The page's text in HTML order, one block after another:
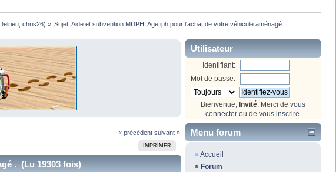
, chris26) » Sujet:Aide et subvention MDPH, Agefiph pour l'achat de votre véhicule aménagé .
« précédent suivant »
IMPRIMER
. (Lu 19303 fois)
Utilisateur
Identifiant:
Mot de passe:
Bienvenue, Invité . Merci de vous
connecterou de vous inscrire
Menu forum
Accueil
Forum